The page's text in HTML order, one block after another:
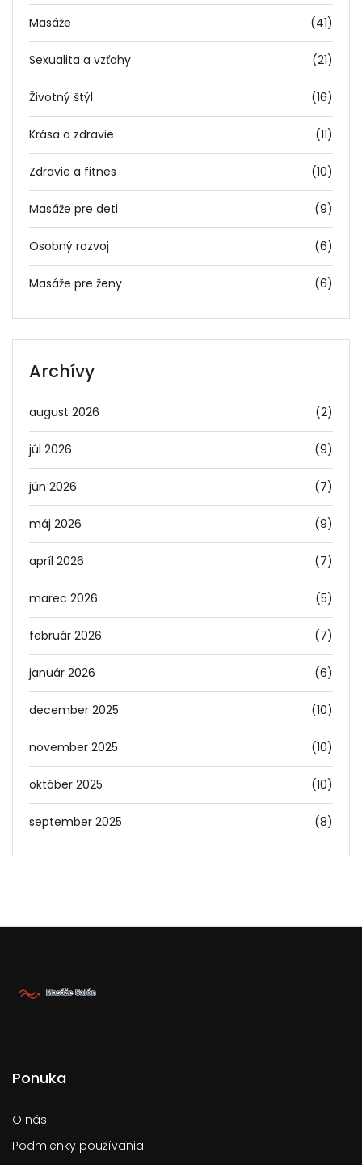
Masáže (41)
Sexualita a vzťahy (21)
Životný štýl (16)
Krása a zdravie (11)
Zdravie a fitnes (10)
Masáže pre deti (9)
Osobný rozvoj (6)
Masáže pre ženy (6)
Archívy
august 2026 (2)
júl 2026 (9)
jún 2026 (7)
máj 2026 (9)
apríl 2026 (7)
marec 2026 (5)
február 2026 (7)
január 2026 (6)
december 2025 (10)
november 2025 (10)
október 2025 (10)
september 2025 (8)
Ponuka
O nás
Podmienky používania